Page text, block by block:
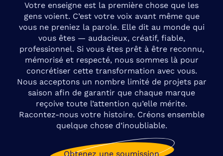
Votre enseigne est la première chose que les
gens voient. C’est votre voix avant même que
vous ne preniez la parole. Elle dit au monde qui
vous êtes — audacieux, créatif, fiable,
professionnel. Si vous êtes prêt à être reconnu,
mémorisé et respecté, nous sommes là pour
concrétiser cette transformation avec vous.
Nous acceptons un nombre limité de projets par
saison afin de garantir que chaque marque
reçoive toute l’attention qu’elle mérite.
Racontez-nous votre histoire. Créons ensemble
quelque chose d’inoubliable.
Obtenez une soumission